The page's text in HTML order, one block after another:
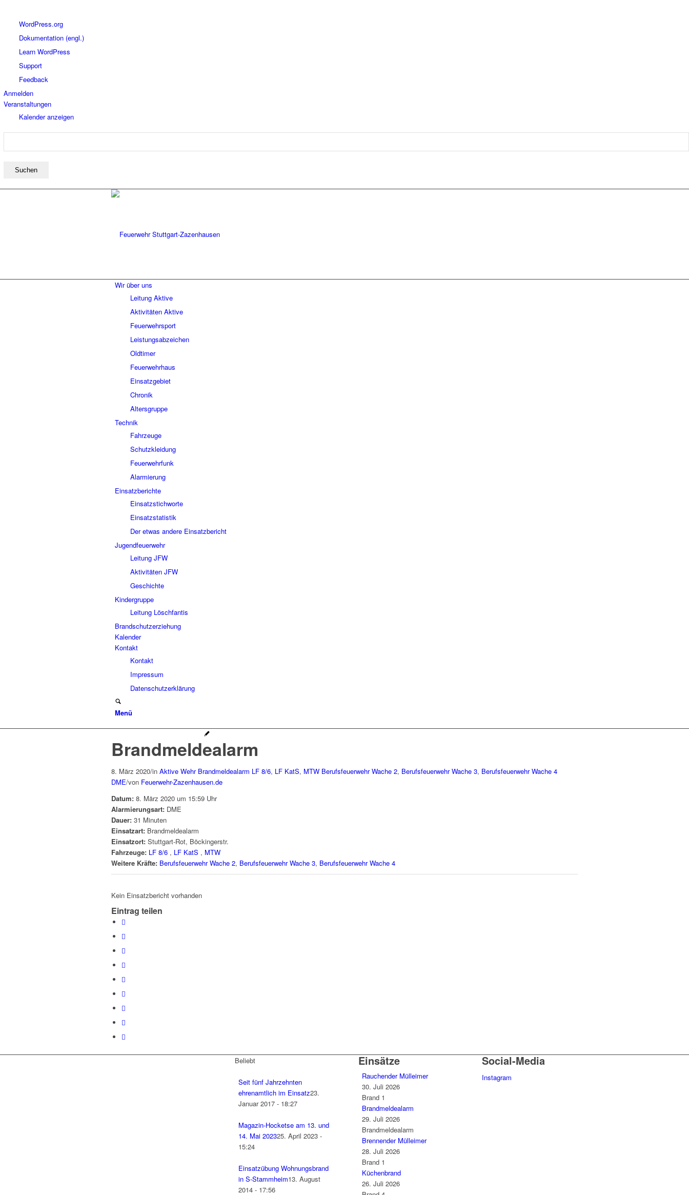
WordPress
WordPress.org
Dokumentation (engl.)
Learn WordPress
Support
Feedback
Anmelden
Veranstaltungen
Kalender anzeigen
Suchen
Wir über uns
Leitung Aktive
Aktivitäten Aktive
Feuerwehrsport
Leistungsabzeichen
Oldtimer
Feuerwehrhaus
Einsatzgebiet
Chronik
Altersgruppe
Technik
Fahrzeuge
Schutzkleidung
Feuerwehrfunk
Alarmierung
Einsatzberichte
Einsatzstichworte
Einsatzstatistik
Der etwas andere Einsatzbericht
Jugendfeuerwehr
Leitung JFW
Aktivitäten JFW
Geschichte
Kindergruppe
Leitung Löschfantis
Brandschutzerziehung
Kalender
Kontakt
Kontakt
Impressum
Datenschutzerklärung
Menü
Brandmeldealarm
8. März 2020/in Aktive Wehr Brandmeldealarm LF 8/6, LF KatS, MTW Berufsfeuerwehr Wache 2, Berufsfeuerwehr Wache 3, Berufsfeuerwehr Wache 4
DME/von Feuerwehr-Zazenhausen.de
Datum: 8. März 2020 um 15:59 Uhr
Alarmierungsart: DME
Dauer: 31 Minuten
Einsatzart: Brandmeldealarm
Einsatzort: Stuttgart-Rot, Böckingerstr.
Fahrzeuge: LF 8/6 , LF KatS , MTW
Weitere Kräfte: Berufsfeuerwehr Wache 2, Berufsfeuerwehr Wache 3, Berufsfeuerwehr Wache 4
Kein Einsatzbericht vorhanden
Eintrag teilen
Beliebt
Seit fünf Jahrzehnten
ehrenamtlich im Einsatz23.
Januar 2017 - 18:27
Magazin-Hocketse am 13. und
14. Mai 202325. April 2023 -
15:24
Einsatzübung Wohnungsbrand
in S-Stammheim13. August
2014 - 17:56
Einsätze
Rauchender Mülleimer
30. Juli 2026
Brand 1
Brandmeldealarm
29. Juli 2026
Brandmeldealarm
Brennender Mülleimer
28. Juli 2026
Brand 1
Küchenbrand
26. Juli 2026
Social-Media
Instagram